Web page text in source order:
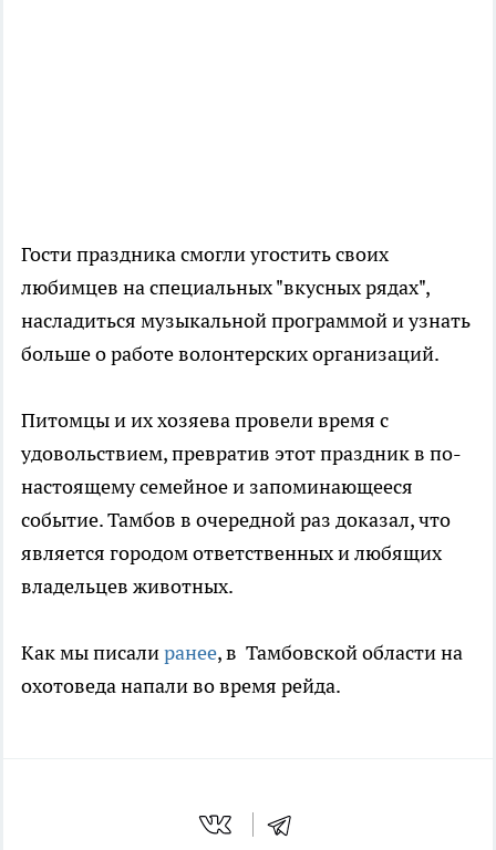
Гости праздника смогли угостить своих
любимцев на специальных "вкусных рядах",
насладиться музыкальной программой и узнать
больше о работе волонтерских организаций.
Питомцы и их хозяева провели время с
удовольствием, превратив этот праздник в по-
настоящему семейное и запоминающееся
событие. Тамбов в очередной раз доказал, что
является городом ответственных и любящих
владельцев животных.
Как мы писалиранее, в Тамбовской области на
охотоведа напали во время рейда.